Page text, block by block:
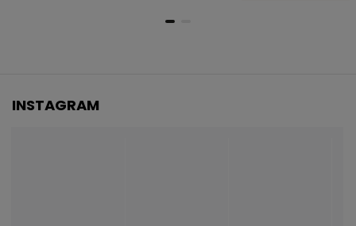
INSTAGRAM